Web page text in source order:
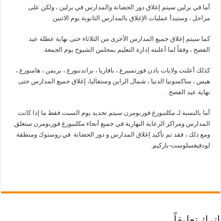
أما في برلين سيتم إغلاق دور الحضانة والمدارس في برلين ، ولكن على
مراحل ، وستبدأ عمليات الإغلاق بالمدارس الثانوية يوم الاثنين.
كما سيتم إغلاق جميع المدارس الأخرى من الثلاثاء حتى نهاية عطلة عيد
الفصح ، وفقاً لما أعلنته إدارة التعليم بمجلس الشيوخ يوم الجمعة.
كذلك أعلنت ولايات بادن فورتمبيرغ ، بافاريا ، براندنبورغ ، بريمن ، هامبورغ ،
هيس ، ساكسونيا الدنيا ، شمال الراين وستفاليا، إغلاق جميع المدارس حتى
نهاية عيد الفصح.
أما بالنسبة لـ مكلنبورغ فوربومرن سيتم تحديد يوم السبت فقط ما إذا كانت
المدارس ومراكز الرعاية النهارية في جميع أنحاء مكلنبورغ فوربومرن ستغلق.
ومع ذلك ، فقد تم تأكيد إغلاق المدارس و دور الحضانة في روستوك ومنطقة
لودفيغسلوست-باركيم.